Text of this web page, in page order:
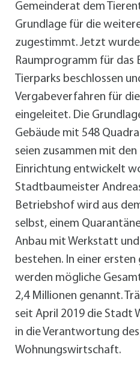
Gemeinderat dem
Grundlage für die
zugestimmt. Jetzt wurde
Raumprogramm für das
Tierparks beschlossen
Vergabeverfahren für
eingeleitet. Die
Gebäude mit 548
seien zusammen mit
Einrichtung entwickelt
Stadtbaumeister
Betriebshof wird aus
selbst, einem
Anbau mit Werkstatt
bestehen. In einer
werden mögliche
2,4 Millionen genannt.
seit April 2019 die Stadt
in die Verantwortung
Wohnungswirtschaft.